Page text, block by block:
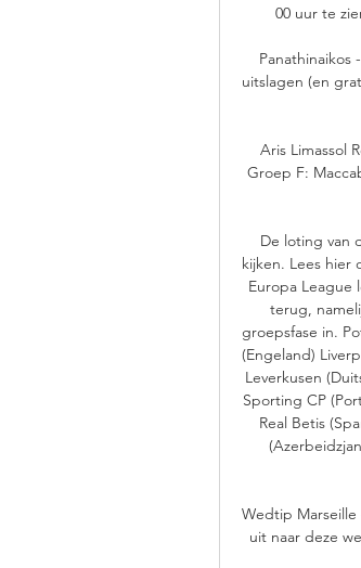
00 uur te
Panathinaikos
uitslagen (en
Aris Limassol
Groep F:
De loting van
kijken. Lees hier
Europa League
terug,
groepsfase in.
(Engeland)
Leverkusen
Sporting CP
Real Betis
Wedtip
uit naar deze